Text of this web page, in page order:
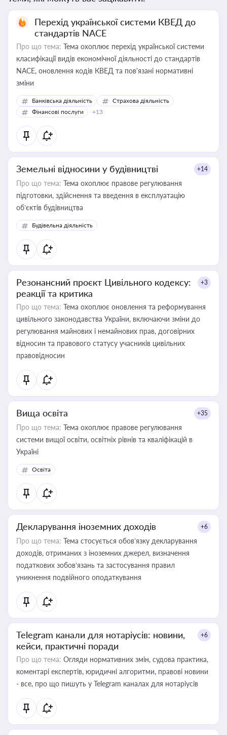
Перехід української системи КВЕД до
стандартів NACE
Про що тема: Тема охоплює перехід української системи
класифікації видів економічної діяльності до стандартів
NACE, оновлення кодів КВЕД та пов'язані нормативні
зміни
Банківська діяльність
Страхова діяльність
Фінансові послуги
+13
Земельні відносини у будівництві +14
Про що тема: Тема охоплює правове регулювання
підготовки, здійснення та введення в експлуатацію
об’єктів будівництва
Будівельна діяльність
Резонансний проєкт Цивільного кодексу:
реакції та критика
+3
Про що тема: Тема охоплює оновлення та реформування
цивільного законодавства України, включаючи зміни до
регулювання майнових і немайнових прав, договірних
відносин та правового статусу учасників цивільних
правовідносин
Вища освіта +35
Про що тема: Тема охоплює правове регулювання
системи вищої освіти, освітніх рівнів та кваліфікацій в
Україні
Освіта
Декларування іноземних доходів +6
Про що тема: Тема стосується обов’язку декларування
доходів, отриманих з іноземних джерел, визначення
податкових зобов’язань та застосування правил
уникнення подвійного оподаткування
Telegram канали для нотаріусів: новини,
кейси, практичні поради
+6
Про що тема: Огляди нормативних змін, судова практика,
коментарі експертів, юридичні алгоритми, правові новини
- все, про що пишуть у Telegram каналах для нотаріусів